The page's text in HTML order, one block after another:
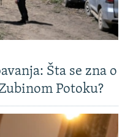
Šta se zna o
Potoku?